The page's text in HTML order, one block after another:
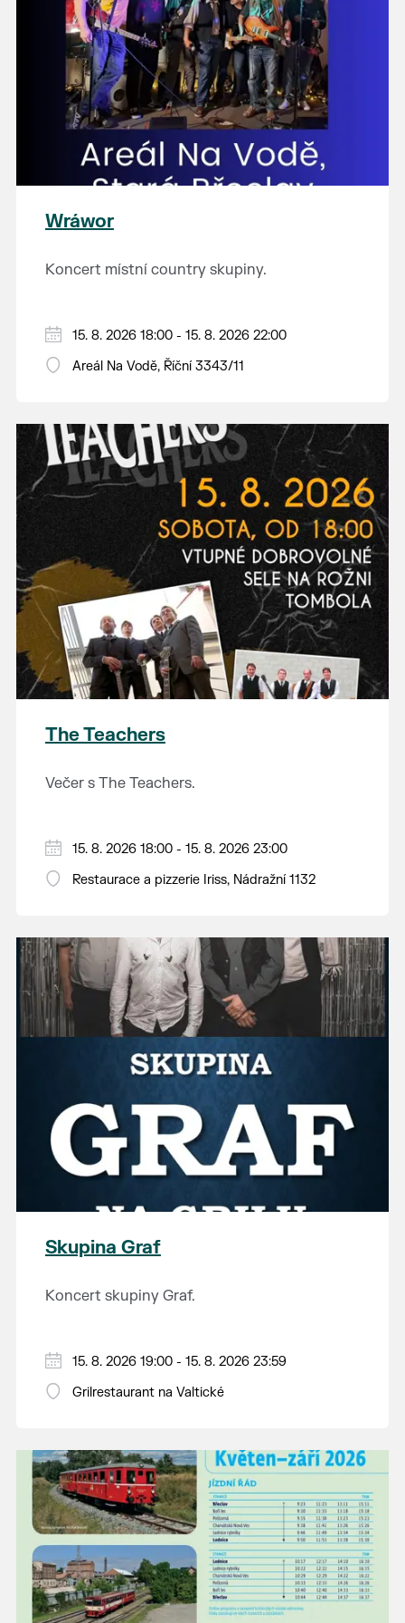
Wráwor
Koncert místní country skupiny.
15. 8. 2026 18:00 - 15. 8. 2026 22:00
Areál Na Vodě, Říční 3343/11
The Teachers
Večer s The Teachers.
15. 8. 2026 18:00 - 15. 8. 2026 23:00
Restaurace a pizzerie Iriss, Nádražní 1132
Skupina Graf
Koncert skupiny Graf.
15. 8. 2026 19:00 - 15. 8. 2026 23:59
Grilrestaurant na Valtické